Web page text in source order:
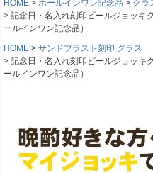
HOME ホールインワン記念品
グラ
記念日・名入れ刻印ビールジョッキ
ールインワン記念品）
HOME
サンドブラスト刻印 グラス
記念日・名入れ刻印ビールジョッキ
ールインワン記念品）